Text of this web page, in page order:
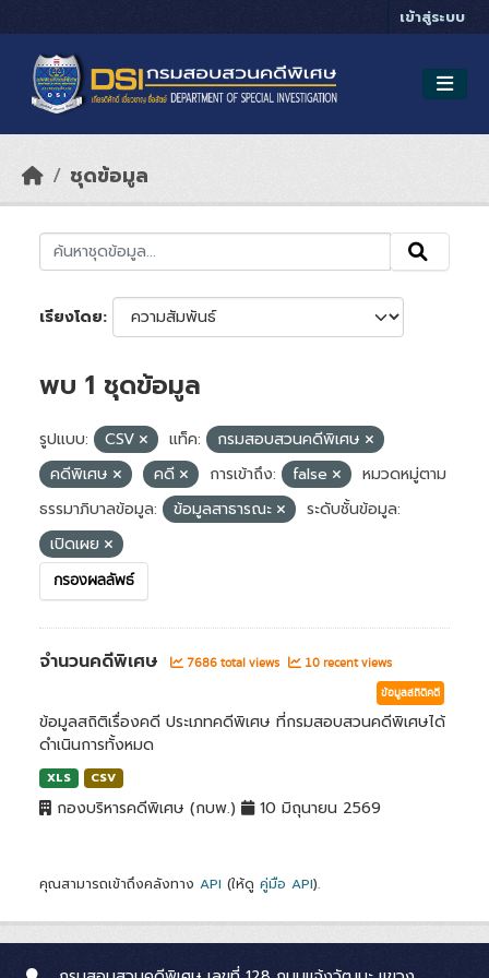
เข้าสู่ระบบ
ชุดข้อมูล
เรียงโดย
พบ 1 ชุดข้อมูล
รูปแบบ: CSV แท็ค:
กรมสอบสวนคดีพิเศษ
คดีพิเศษ
คดี การเข้าถึง: false
หมวดหมู่ตาม
ธรรมาภิบาลข้อมูล:
ข้อมูลสาธารณะ
ระดับชั้นข้อมูล:
เปิดเผย
กรองผลลัพธ์
จำนวนคดีพิเศษ 7686 total views 10 recent views
ข้อมูลสถิติคดี
ข้อมูลสถิติเรื่องคดี ประเภทคดีพิเศษ ที่กรมสอบสวนคดีพิเศษได้
ดำเนินการทั้งหมด
XLS CSV
กองบริหารคดีพิเศษ (กบพ.) 10 มิถุนายน 2569
คุณสามารถเข้าถึงคลังทาง API (ให้ดู คู่มือ API).